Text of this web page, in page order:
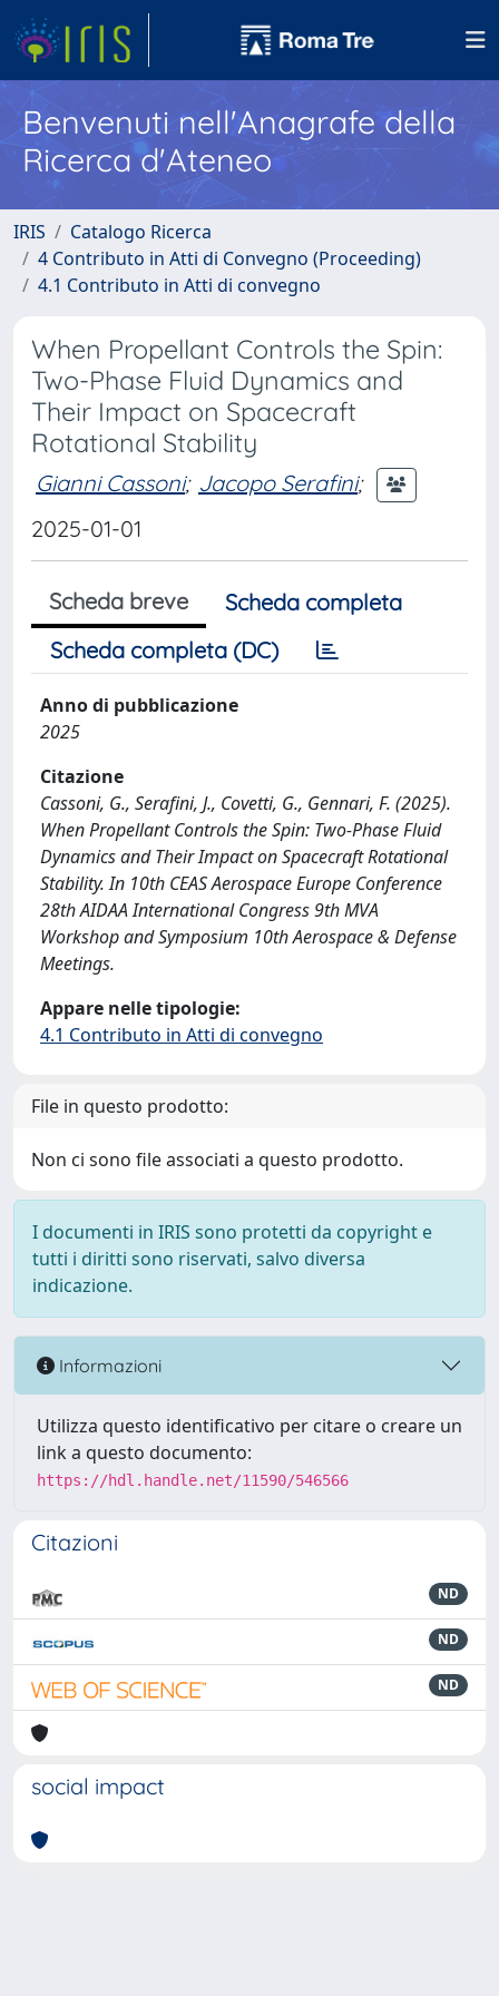
Benvenuti nell'Anagrafe della
Ricerca d'Ateneo
IRIS
Catalogo Ricerca
4 Contributo in Atti di Convegno (Proceeding)
4.1 Contributo in Atti di convegno
When Propellant Controls the Spin:
Two-Phase Fluid Dynamics and
Their Impact on Spacecraft
Rotational Stability
Gianni Cassoni; Jacopo Serafini;
2025-01-01
Scheda breve
Scheda completa
Scheda completa (DC)
Anno di pubblicazione
2025
Citazione
Cassoni, G., Serafini, J., Covetti, G., Gennari, F. (2025).
When Propellant Controls the Spin: Two-Phase Fluid
Dynamics and Their Impact on Spacecraft Rotational
Stability. In 10th CEAS Aerospace Europe Conference
28th AIDAA International Congress 9th MVA
Workshop and Symposium 10th Aerospace & Defense
Meetings.
Appare nelle tipologie:
4.1 Contributo in Atti di convegno
File in questo prodotto:
Non ci sono file associati a questo prodotto.
I documenti in IRIS sono protetti da copyright e
tutti i diritti sono riservati, salvo diversa
indicazione.
Informazioni
Utilizza questo identificativo per citare o creare un
link a questo documento:
https://hdl.handle.net/11590/546566
Citazioni
ND
ND
ND
social impact